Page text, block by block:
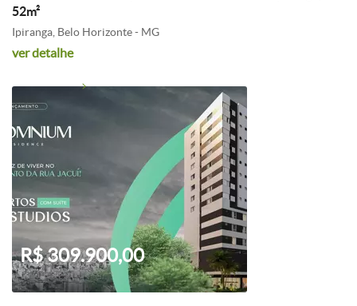
52m²
Ipiranga, Belo Horizonte - MG
ver detalhe
R$ 309.900,00